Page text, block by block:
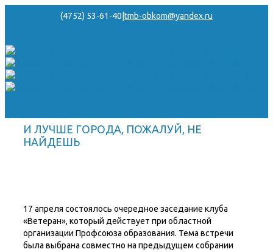
(4752) 53-61-40 tmb-obkom@yandex.ru
И ЛУЧШЕ ГОРОДА, ПОЖАЛУЙ, НЕ
НАЙДЕШЬ
17 апреля состоялось очередное заседание клуба
«Ветеран», который действует при областной
организации Профсоюза образования. Тема встречи
была выбрана совместно на предыдущем собрании